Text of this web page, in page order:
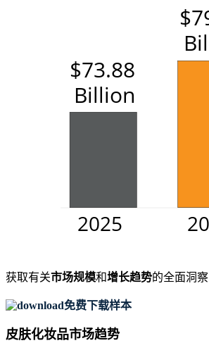
获取有关市场规模和增长趋势的全面洞察
免费下载样本
皮肤化妆品市场趋势